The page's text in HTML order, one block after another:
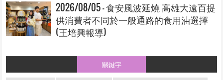
2026/08/05 - 食安風波延燒 高雄大遠百提
供消費者不同於一般通路的食用油選擇
(王培興報導)
關鍵字